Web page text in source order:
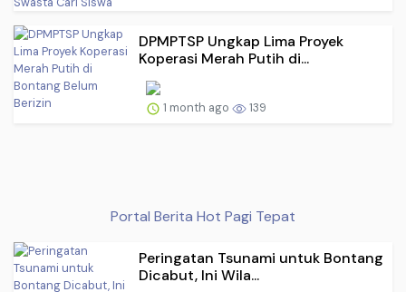
DPMPTSP Ungkap Lima Proyek
Koperasi Merah Putih di...
1 month ago 139
Portal Berita Hot Pagi Tepat
Peringatan Tsunami untuk Bontang
Dicabut, Ini Wila...